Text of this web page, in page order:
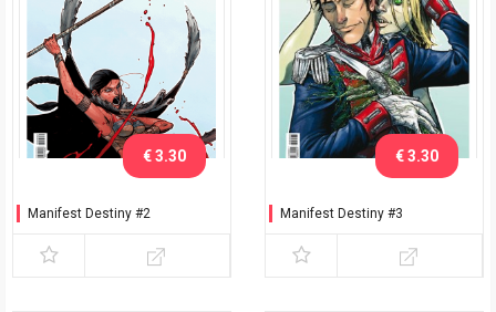
Manifest Destiny #2
€ 3.30
Manifest Destiny #3
€ 3.30